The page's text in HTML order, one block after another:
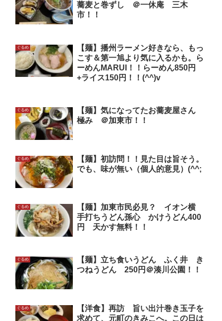
蕎麦と巻ずし ＠一休庵 三木
市！！
ぐるめ
【麺】播州ラーメン好きなら、もっ
こす＆第一旭より気に入るかも。ら
ーめんMARUI！！らーめん850円
+ライス150円！！(^^)v
ぐるめ
【麺】気になってたお蕎麦屋さん
極み ＠加東市！！
ぐるめ
【麺】初訪問！！見た目は旨そう。
でも、味が無い（個人的意見）(^^;
ぐるめ
【麺】加東市民必見？ イオン横
手打ちうどん孫心 かけうどん400
円 天かす無料！！
ぐるめ
【麺】立ち食いうどん ふく井 き
つねうどん 250円＠湊川公園！！
ぐるめ
【洋食】再訪 旨い出汁巻き玉子を
求めて、元町のきみこへ。この日は